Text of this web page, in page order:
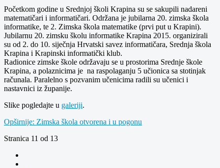
Početkom godine u Srednjoj školi Krapina su se sakupili nadareni
matematičari i informatičari. Održana je jubilarna 20. zimska škola
informatike, te 2. Zimska škola matematike (prvi put u Krapini).
Jubilarnu 20. zimsku školu informatike Krapina 2015. organizirali
su od 2. do 10. siječnja Hrvatski savez informatičara, Srednja škola
Krapina i Krapinski informatički klub.
Radionice zimske škole održavaju se u prostorima Srednje škole
Krapina, a polaznicima je na raspolaganju 5 učionica sa stotinjak
računala. Paralelno s pozvanim učenicima radili su učenici i
nastavnici iz županije.
Slike pogledajte u galeriji.
Opširnije: Zimska škola otvorena i u pogonu
Stranica 11 od 13